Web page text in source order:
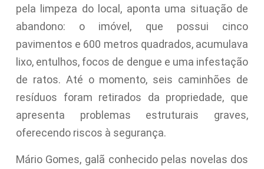
pela limpeza do local, aponta uma situação de
abandono: o imóvel, que possui cinco
pavimentos e 600 metros quadrados, acumulava
lixo, entulhos, focos de dengue e uma infestação
de ratos. Até o momento, seis caminhões de
resíduos foram retirados da propriedade, que
apresenta problemas estruturais graves,
oferecendo riscos à segurança.
Mário Gomes, galã conhecido pelas novelas dos